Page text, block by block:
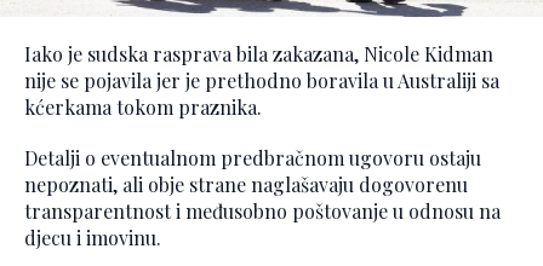
Iako je sudska rasprava bila zakazana, Nicole Kidman
nije se pojavila jer je prethodno boravila u Australiji sa
kćerkama tokom praznika.
Detalji o eventualnom predbračnom ugovoru ostaju
nepoznati, ali obje strane naglašavaju dogovorenu
transparentnost i međusobno poštovanje u odnosu na
djecu i imovinu.